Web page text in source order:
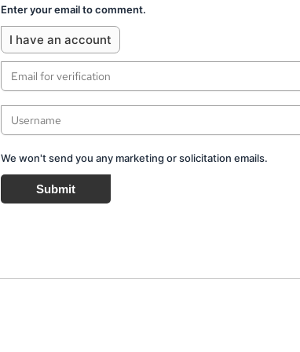
Enter your email to comment.
I have an account
We won't send you any marketing or solicitation emails.
Submit